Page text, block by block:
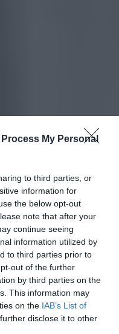
Process My Personal
to third parties, or
information for
the below opt-out
note that after your
continue seeing
information utilized by
to third parties prior to
out of the further
by third parties on the
This information may
on the IAB’s List of
disclose it to other